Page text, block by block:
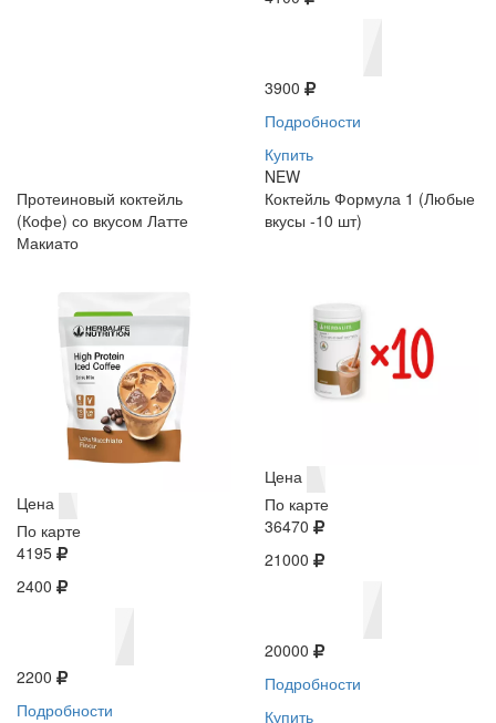
3900
Подробности
Купить
NEW
Протеиновый коктейль
(Кофе) со вкусом Латте
Макиато
Цена
По карте
4195
2400
2200
Подробности
Коктейль Формула 1 (Любые
вкусы -10 шт)
Цена
По карте
36470
21000
20000
Подробности
Купить